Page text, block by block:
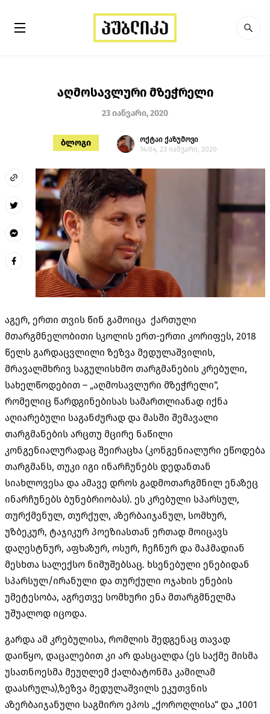
აღმოსავლური მზეჭრელი
23 იანვარი, 2020
ბლოგი
ოქტაი ქაზუმოვი
14:04, 23 იანვარი, 2020
აგერ, ერთი თვის წინ გამოიცა ქართული
მთარგმნელობითი სკოლის ერთ-ერთი კორიფეს, 2018
წელს გარდაცვლილი ზეზვა მედულაშვილის,
მრავალმხრივ საგულისხმო თარგმანების კრებული,
სახელწოდებით – „აღმოსავლური მზეჭრელი“,
რომელიც წარდგინებისას სამართლიანად იქნა
აღიარებული საგანძურად და მასში შემავალი
თარგმანების არცთუ მცირე ნაწილი
კონგენიალურადაც შეირაცხა (კონგენიალური ეწოდება
თარგმანს, თუკი იგი ინარჩუნებს დედანთან
სიახლოვესა და ამავე დროს გადმოთარგმნილ ენაზეც
ინარჩუნებს ბუნებრიობას). ეს კრებული სპარსულ,
თურქმენულ, თურქულ, აზერბაიჯანულ, სომხურ,
უზბეკურ, ტაჯიკურ პოეზიასთან ერთად მოიცავს
დაღესტნურ, აფხაზურ, ოსურ, ჩეჩნურ და მაჰმადიან
მესხთა სალექსო ნიმუშებსაც. ხსენებული ენებიდან
სპარსულ/ირანული და თურქული ოჯახის ენების
უმეტესობა, აგრეთვე სომხური ენა მთარგმნელმა
უშუალოდ იცოდა.
გარდა ამ კრებულისა, რომლის შედგენაც თავად
დაიწყო, დაცალებით კი არ დასცალდა (ეს საქმე მისმა
უსათნოესმა მეუღლემ ქალბატონმა კამილამ
დაასრულა),ზეზვა მედულაშვილს ეკუთვნის
აზერბაიჯანული საგმირო ეპოს „ქოროღლისა“ და „1001